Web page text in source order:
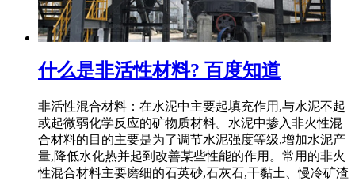
什么是非活性材料? 百度知道
非活性混合材料：在水泥中主要起填充作用,与水泥不起
或起微弱化学反应的矿物质材料。水泥中掺入非火性混
合材料的目的主要是为了调节水泥强度等级,增加水泥产
量,降低水化热并起到改善某些性能的作用。常用的非火
性混合材料主要磨细的石英砂,石灰石,干黏土、慢冷矿渣